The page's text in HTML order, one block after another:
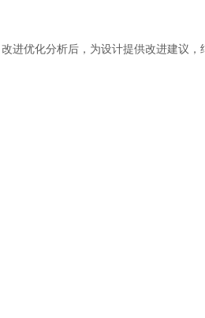
改进优化分析后，为设计提供改进建议，